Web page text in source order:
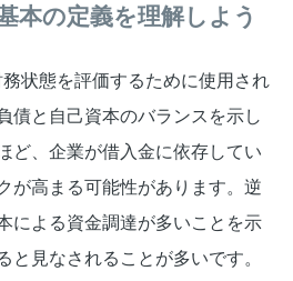
本の定義を理解しよう
状態を評価するために使用され
債と自己資本のバランスを示し
ど、企業が借入金に依存してい
が高まる可能性があります。逆
による資金調達が多いことを示
と見なされることが多いです。